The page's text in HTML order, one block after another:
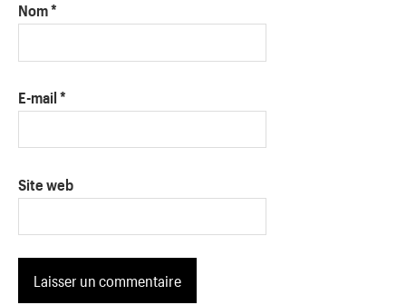
Nom*
E-mail *
Site web